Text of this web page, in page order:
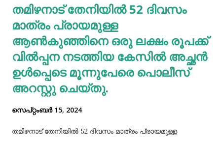
തടസപ്പെടുത്തും. നല്ല ഭക്ഷണം, വെള്ളം കുടിയ്ക്കുക, നല്ല
ഉറക്കം എന്നിവ മു...
തമിഴനാട് തേനിയില്‍ 52 ദിവസം
മാത്രം പ്രായമുള്ള
ആണ്‍കുഞ്ഞിനെ ഒരു ലക്ഷം രൂപക്ക്
വില്‍പ്പന നടത്തിയ കേസില്‍ അച്ഛൻ
ഉള്‍പ്പെടെ മൂന്നുപേരെ പൊലീസ്
അറസ്റ്റു ചെയ്തു.
സെപ്റ്റംബർ 15, 2024
തമിഴനാട് തേനിയില്‍ 52 ദിവസം മാത്രം പ്രായമുള്ള